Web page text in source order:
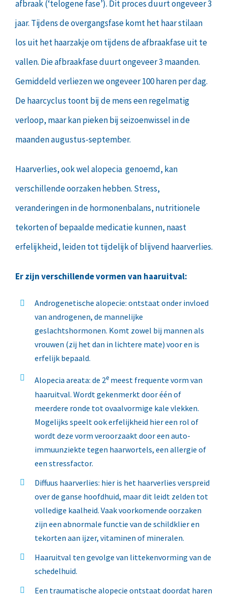
afbraak (‘telogene fase’). Dit proces duurt ongeveer 3
jaar. Tijdens de overgangsfase komt het haar stilaan
los uit het haarzakje om tijdens de afbraakfase uit te
vallen. Die afbraakfase duurt ongeveer 3 maanden.
Gemiddeld verliezen we ongeveer 100 haren per dag.
De haarcyclus toont bij de mens een regelmatig
verloop, maar kan pieken bij seizoenwissel in de
maanden augustus-september.
Haarverlies, ook wel alopecia genoemd, kan
verschillende oorzaken hebben. Stress,
veranderingen in de hormonenbalans, nutritionele
tekorten of bepaalde medicatie kunnen, naast
erfelijkheid, leiden tot tijdelijk of blijvend haarverlies.
Er zijn verschillende vormen van haaruitval:
Androgenetische alopecie: ontstaat onder invloed
van androgenen, de mannelijke
geslachtshormonen. Komt zowel bij mannen als
vrouwen (zij het dan in lichtere mate) voor en is
erfelijk bepaald.
Alopecia areata: de 2e meest frequente vorm van
haaruitval. Wordt gekenmerkt door één of
meerdere ronde tot ovaalvormige kale vlekken.
Mogelijks speelt ook erfelijkheid hier een rol of
wordt deze vorm veroorzaakt door een auto-
immuunziekte tegen haarwortels, een allergie of
een stressfactor.
Diffuus haarverlies: hier is het haarverlies verspreid
over de ganse hoofdhuid, maar dit leidt zelden tot
volledige kaalheid. Vaak voorkomende oorzaken
zijn een abnormale functie van de schildklier en
tekorten aan ijzer, vitaminen of mineralen.
Haaruitval ten gevolge van littekenvorming van de
schedelhuid.
Een traumatische alopecie ontstaat doordat haren